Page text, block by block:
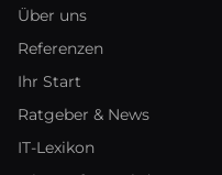
Über uns
Referenzen
Ihr Start
Ratgeber & News
IT-Lexikon